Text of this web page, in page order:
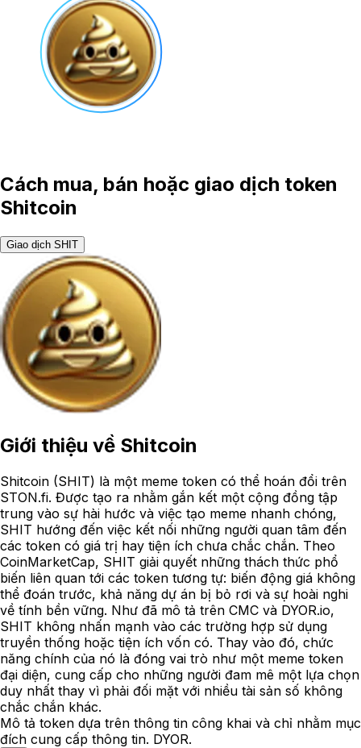
Cách mua, bán hoặc giao dịch token
Shitcoin
Giao dịch SHIT
Giới thiệu về Shitcoin
Shitcoin (SHIT) là một meme token có thể hoán đổi trên
STON.fi. Được tạo ra nhằm gắn kết một cộng đồng tập
trung vào sự hài hước và việc tạo meme nhanh chóng,
SHIT hướng đến việc kết nối những người quan tâm đến
các token có giá trị hay tiện ích chưa chắc chắn. Theo
CoinMarketCap, SHIT giải quyết những thách thức phổ
biến liên quan tới các token tương tự: biến động giá không
thể đoán trước, khả năng dự án bị bỏ rơi và sự hoài nghi
về tính bền vững. Như đã mô tả trên CMC và DYOR.io,
SHIT không nhấn mạnh vào các trường hợp sử dụng
truyền thống hoặc tiện ích vốn có. Thay vào đó, chức
năng chính của nó là đóng vai trò như một meme token
đại diện, cung cấp cho những người đam mê một lựa chọn
duy nhất thay vì phải đối mặt với nhiều tài sản số không
chắc chắn khác.
Mô tả token dựa trên thông tin công khai và chỉ nhằm mục
đích cung cấp thông tin. DYOR.